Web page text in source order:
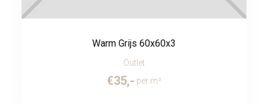
Warm Grijs 60x60x3
Outlet
€35,- per m²